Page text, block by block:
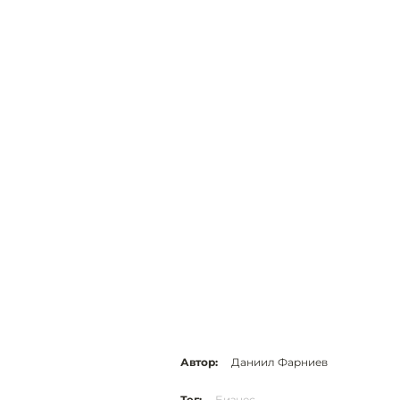
Автор: Даниил Фарниев